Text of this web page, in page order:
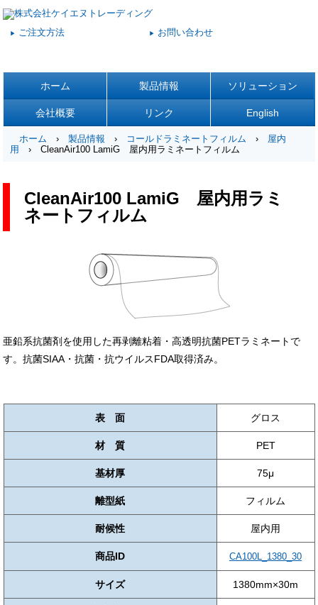
▶ ご注文方法 ▶ お問い合わせ
ホーム 製品情報 ソリューション
会社概要 リンク English
ホーム›製品情報 › コールドラミネートフィルム › 屋内
用
› CleanAir100 LamiG 屋内用ラミネートフィルム
CleanAir100 LamiG 屋内用ラミ
ネートフィルム
亜鉛系抗菌剤を使用した再剥離粘着・高透明抗菌PETラミネートで
す。抗菌SIAA・抗菌・抗ウイルスFDA取得済み。
表 面 グロス
材 質 PET
基材厚 75μ
離型紙 フィルム
耐候性 屋内用
商品ID CA100L_1380_30
サイズ 1380mm×30m